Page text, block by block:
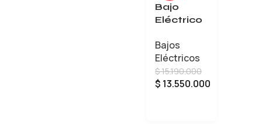
Bajo
Eléctrico
American
Ultra
Jazz Bass
V
Bajos
Eléctricos
$15.190.000
$ 13.550.000